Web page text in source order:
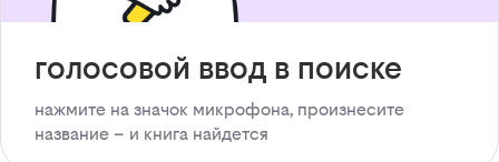
голосовой ввод в поиске
нажмите на значок микрофона, произнесите
название – и книга найдется